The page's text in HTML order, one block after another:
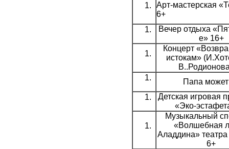
Арт-мастерская
6+
Вечер отдыха
е» 16+
Концерт
истокам»
Папа
Детская игровая
«Эко-
Музыкальный
«Волшебная
Аладдина»
6+